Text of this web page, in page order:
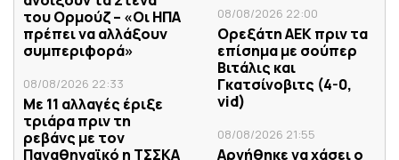
του Ορμούζ – «Οι ΗΠΑ
πρέπει να αλλάξουν
συμπεριφορά»
08/08/2026 22:33
Με 11 αλλαγές έριξε
τριάρα πριν τη
ρεβάνς με τον
Παναθηναϊκό η ΤΣΣΚΑ
08/08/2026 22:00
Ορεξάτη ΑΕΚ πριν τα
επίσημα με σούπερ
Βιτάλις και
Γκατσίνοβιτς (4-0,
vid)
08/08/2026 21:55
Αρνήθηκε να χάσει ο